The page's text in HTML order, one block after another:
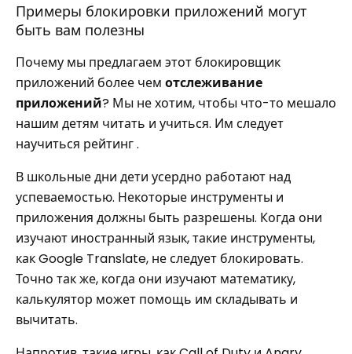
Примеры блокировки приложений могут
быть вам полезны
Почему мы предлагаем этот блокировщик
приложений более чем отслеживание
приложений? Мы не хотим, чтобы что-то мешало
нашим детям читать и учиться. Им следует
научиться рейтинг .
В школьные дни дети усердно работают над
успеваемостью. Некоторые инструменты и
приложения должны быть разрешены. Когда они
изучают иностранный язык, такие инструменты,
как Google Translate, не следует блокировать.
Точно так же, когда они изучают математику,
калькулятор может помощь им складывать и
вычитать.